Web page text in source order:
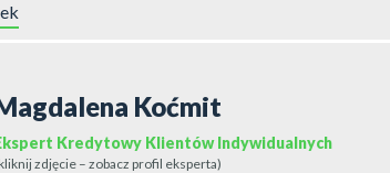
Koćmit
Kredytowy Klientów Indywidualnych
zdjęcie – zobacz profil eksperta)